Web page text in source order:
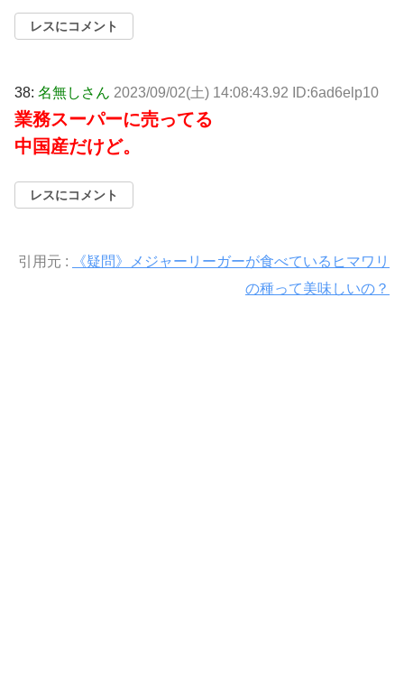
レスにコメント
38: 名無しさん 2023/09/02(土) 14:08:43.92 ID:6ad6elp10
業務スーパーに売ってる
中国産だけど。
レスにコメント
引用元 :
《疑問》メジャーリーガーが食べているヒマワリ
の種って美味しいの？